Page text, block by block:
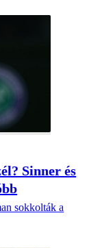
Sinner és
sokkolták a